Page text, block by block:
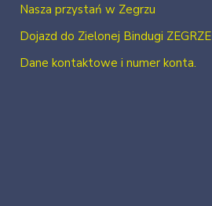
Nasza przystań w Zegrzu
Dojazd do Zielonej Bindugi ZEGRZE
Dane kontaktowe i numer konta.